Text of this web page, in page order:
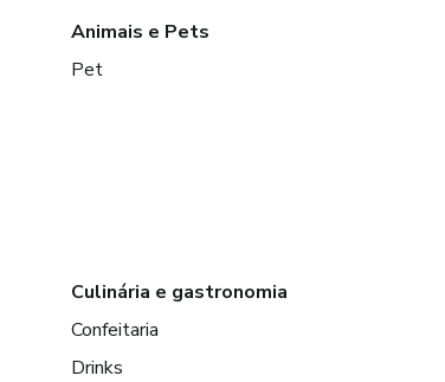
Animais e Pets
Pet
Culinária e gastronomia
Confeitaria
Drinks